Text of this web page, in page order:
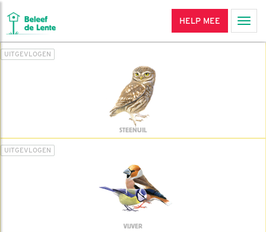
HELP MEE
UITGEVLOGEN
STEENUIL
UITGEVLOGEN
VIJVER